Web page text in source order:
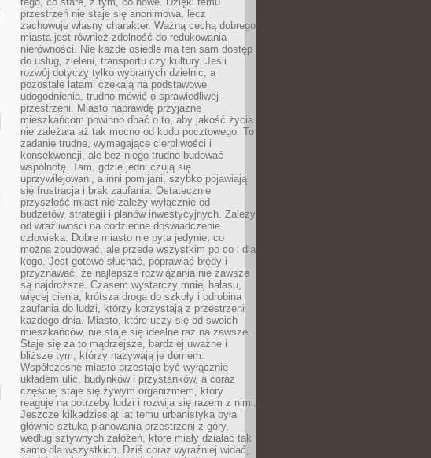
przestrzeń nie staje się anonimowa, lecz
zachowuje własny charakter. Ważną cechą dobrego
miasta jest również zdolność do redukowania
nierówności. Nie każde osiedle ma ten sam dostęp
do usług, zieleni, transportu czy kultury. Jeśli
rozwój dotyczy tylko wybranych dzielnic, a
pozostałe latami czekają na podstawowe
udogodnienia, trudno mówić o sprawiedliwej
przestrzeni. Miasto naprawdę przyjazne
mieszkańcom powinno dbać o to, aby jakość życia
nie zależała aż tak mocno od kodu pocztowego. To
zadanie trudne, wymagające cierpliwości i
konsekwencji, ale bez niego trudno budować
wspólnotę. Tam, gdzie jedni czują się
uprzywilejowani, a inni pomijani, szybko pojawiają
się frustracja i brak zaufania. Ostatecznie
przyszłość miast nie zależy wyłącznie od
budżetów, strategii i planów inwestycyjnych. Zależy
od wrażliwości na codzienne doświadczenie
człowieka. Dobre miasto nie pyta jedynie, co
można zbudować, ale przede wszystkim po co i dla
kogo. Jest gotowe słuchać, poprawiać błędy i
przyznawać, że najlepsze rozwiązania nie zawsze
są najdroższe. Czasem wystarczy mniej hałasu,
więcej cienia, krótsza droga do szkoły i odrobina
zaufania do ludzi, którzy korzystają z przestrzeni
każdego dnia. Miasto, które uczy się od swoich
mieszkańców, nie staje się idealne raz na zawsze.
Staje się za to mądrzejsze, bardziej uważne i
bliższe tym, którzy nazywają je domem.
Współczesne miasto przestaje być wyłącznie
układem ulic, budynków i przystanków, a coraz
częściej staje się żywym organizmem, który
reaguje na potrzeby ludzi i rozwija się razem z nimi.
Jeszcze kilkadziesiąt lat temu urbanistyka była
głównie sztuką planowania przestrzeni z góry,
według sztywnych założeń, które miały działać tak
samo dla wszystkich. Dziś coraz wyraźniej widać,